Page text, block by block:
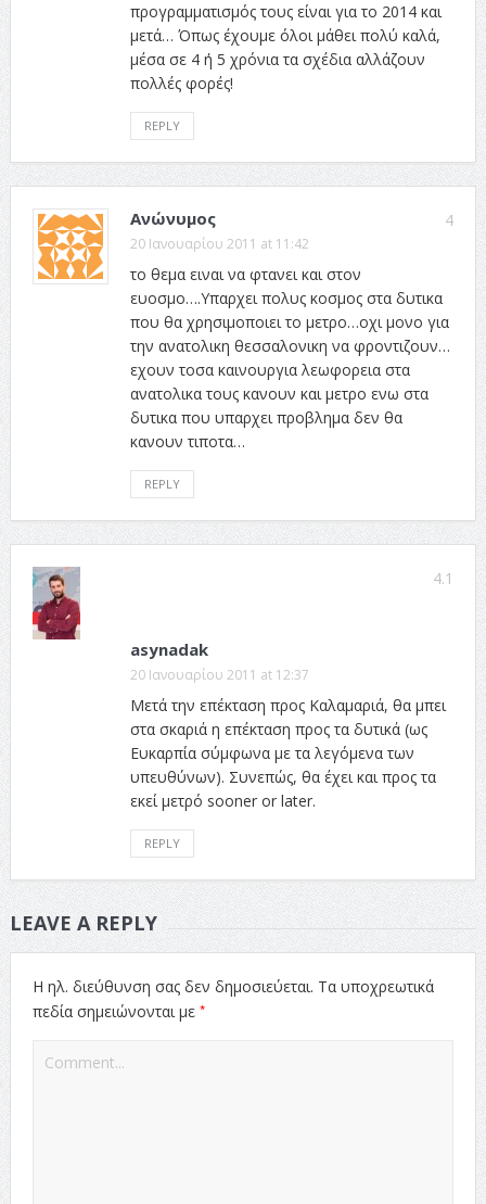
προγραμματισμός τους είναι για το 2014 και
μετά… Όπως έχουμε όλοι μάθει πολύ καλά,
μέσα σε 4 ή 5 χρόνια τα σχέδια αλλάζουν
πολλές φορές!
REPLY
4
Ανώνυμος
20 Ιανουαρίου 2011 at 11:42
το θεμα ειναι να φτανει και στον
ευοσμο….Υπαρχει πολυς κοσμος στα δυτικα
που θα χρησιμοποιει το μετρο…οχι μονο για
την ανατολικη θεσσαλονικη να φροντιζουν…
εχουν τοσα καινουργια λεωφορεια στα
ανατολικα τους κανουν και μετρο ενω στα
δυτικα που υπαρχει προβλημα δεν θα
κανουν τιποτα…
REPLY
4.1
asynadak
20 Ιανουαρίου 2011 at 12:37
Μετά την επέκταση προς Καλαμαριά, θα μπει
στα σκαριά η επέκταση προς τα δυτικά (ως
Ευκαρπία σύμφωνα με τα λεγόμενα των
υπευθύνων). Συνεπώς, θα έχει και προς τα
εκεί μετρό sooner or later.
REPLY
LEAVE A REPLY
Η ηλ. διεύθυνση σας δεν δημοσιεύεται. Τα υποχρεωτικά
πεδία σημειώνονται με *